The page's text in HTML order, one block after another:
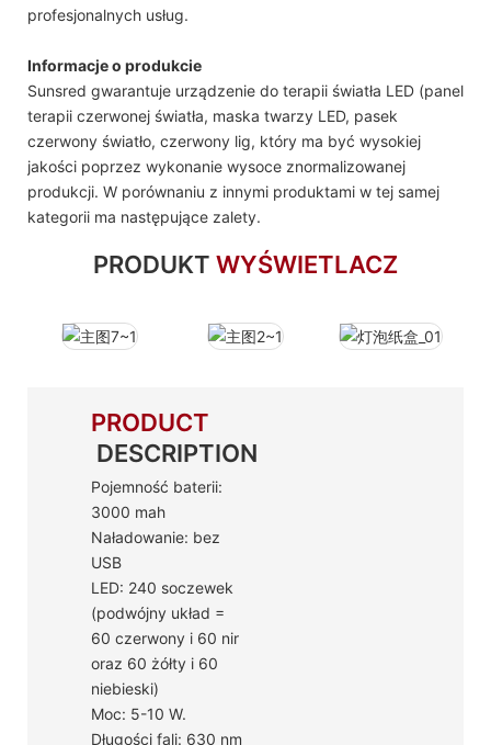
profesjonalnych usług.
Informacje o produkcie
Sunsred gwarantuje urządzenie do terapii światła LED (panel
terapii czerwonej światła, maska ​​twarzy LED, pasek
czerwony światło, czerwony lig, który ma być wysokiej
jakości poprzez wykonanie wysoce znormalizowanej
produkcji. W porównaniu z innymi produktami w tej samej
kategorii ma następujące zalety.
PRODUKT WYŚWIETLACZ
PRODUCT
DESCRIPTION
Pojemność baterii:
3000 mah
Naładowanie: bez
USB
LED: 240 soczewek
(podwójny układ =
60 czerwony i 60 nir
oraz 60 żółty i 60
niebieski)
Moc: 5-10 W.
Długości fali: 630 nm